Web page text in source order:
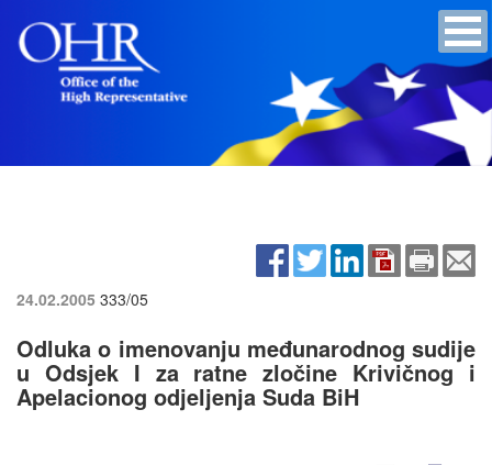
24.02.2005 333/05
Odluka o imenovanju međunarodnog sudije
u Odsjek I za ratne zločine Krivičnog i
Apelacionog odjeljenja Suda BiH